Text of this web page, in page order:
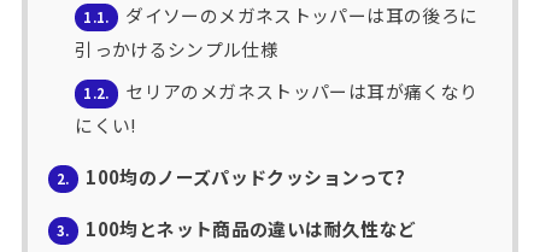
1.1.
ダイソーのメガネストッパーは耳の後ろに
引っかけるシンプル仕様
1.2.
セリアのメガネストッパーは耳が痛くなり
にくい!
2. 100均のノーズパッドクッションって?
3. 100均とネット商品の違いは耐久性など